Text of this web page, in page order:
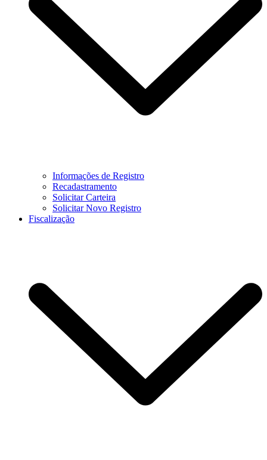
Informações de Registro
Recadastramento
Solicitar Carteira
Solicitar Novo Registro
Fiscalização